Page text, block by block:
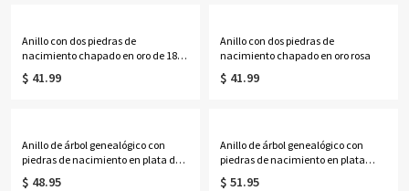
Anillo con dos piedras de
nacimiento chapado en oro de 18
quilates
$ 41.99
Anillo con dos piedras de
nacimiento chapado en oro rosa
$ 41.99
Anillo de árbol genealógico con
piedras de nacimiento en plata de
ley
$ 48.95
Anillo de árbol genealógico con
piedras de nacimiento en plata
chapada en oro
$ 51.95